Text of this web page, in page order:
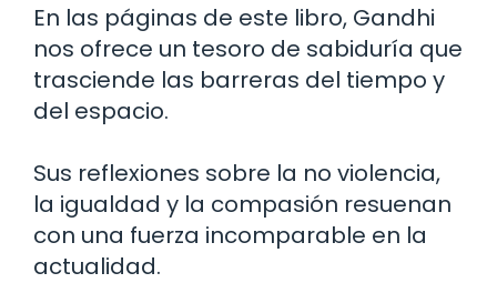
En las páginas de este libro, Gandhi
nos ofrece un tesoro de sabiduría que
trasciende las barreras del tiempo y
del espacio.
Sus reflexiones sobre la no violencia,
la igualdad y la compasión resuenan
con una fuerza incomparable en la
actualidad.